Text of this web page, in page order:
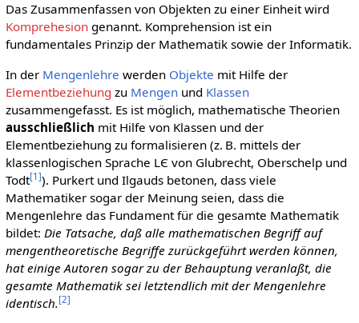
Das Zusammenfassen von Objekten zu einer Einheit wird
Komprehesiongenannt. Komprehension ist ein
fundamentales Prinzip der Mathematik sowie der Informatik.
In der Mengenlehre werden Objekte mit Hilfe der
Elementbeziehung zu Mengenund Klassen
zusammengefasst. Es ist möglich, mathematische Theorien
ausschließlich mit Hilfe von Klassen und der
Elementbeziehung zu formalisieren (z. B. mittels der
klassenlogischen Sprache LЄ von Glubrecht, Oberschelp und
Todt[1 ]). Purkert und Ilgauds betonen, dass viele
Mathematiker sogar der Meinung seien, dass die
Mengenlehre das Fundament für die gesamte Mathematik
bildet: Die Tatsache, daß alle mathematischen Begriff auf
mengentheoretische Begriffe zurückgeführt werden können,
hat einige Autoren sogar zu der Behauptung veranlaßt, die
gesamte Mathematik sei letztendlich mit der Mengenlehre
identisch.[2]